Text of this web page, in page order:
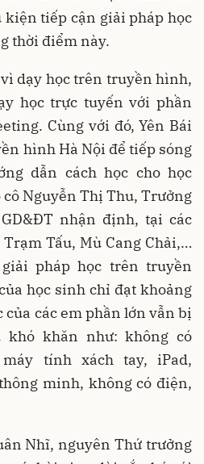
tiếp cận giải pháp học
thời điểm này.
dạy học trên truyền hình,
học trực tuyến với phần
Cùng với đó, Yên Bái
hình Hà Nội để tiếp sóng
dẫn cách học cho học
Nguyễn Thị Thu, Trưởng
nhận định, tại các
Tấu, Mù Cang Chải,…
pháp học trên truyền
học sinh chỉ đạt khoảng
của các em phần lớn vẫn bị
khó khăn như: không có
tính xách tay, iPad,
minh, không có điện,
Nhĩ, nguyên Thứ trưởng